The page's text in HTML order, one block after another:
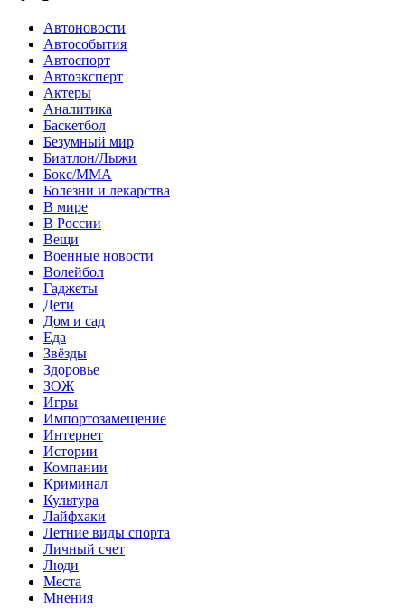
Автоновости
Автособытия
Автоспорт
Автоэксперт
Актеры
Аналитика
Баскетбол
Безумный мир
Биатлон/Лыжи
Бокс/MMA
Болезни и лекарства
В мире
В России
Вещи
Военные новости
Волейбол
Гаджеты
Дети
Дом и сад
Еда
Звёзды
Здоровье
ЗОЖ
Игры
Импортозамещение
Интернет
Истории
Компании
Криминал
Культура
Лайфхаки
Летние виды спорта
Личный счет
Люди
Места
Мнения